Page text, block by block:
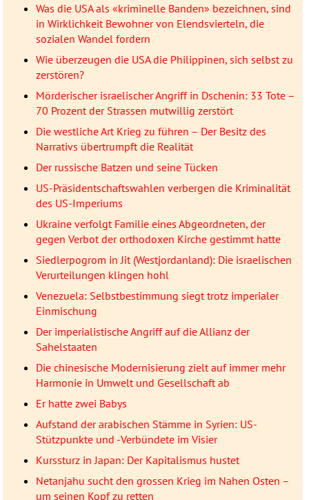
Was die USA als «kriminelle Banden» bezeichnen, sind
in Wirklichkeit Bewohner von Elendsvierteln, die
sozialen Wandel fordern
Wie überzeugen die USA die Philippinen, sich selbst zu
zerstören?
Mörderischer israelischer Angriff in Dschenin: 33 Tote –
70 Prozent der Strassen mutwillig zerstört
Die westliche Art Krieg zu führen – Der Besitz des
Narrativs übertrumpft die Realität
Der russische Batzen und seine Tücken
US-Präsidentschaftswahlen verbergen die Kriminalität
des US-Imperiums
Ukraine verfolgt Familie eines Abgeordneten, der
gegen Verbot der orthodoxen Kirche gestimmt hatte
Siedlerpogrom in Jit (Westjordanland): Die israelischen
Verurteilungen klingen hohl
Venezuela: Selbstbestimmung siegt trotz imperialer
Einmischung
Der imperialistische Angriff auf die Allianz der
Sahelstaaten
Die chinesische Modernisierung zielt auf immer mehr
Harmonie in Umwelt und Gesellschaft ab
Er hatte zwei Babys
Aufstand der arabischen Stämme in Syrien: US-
Stützpunkte und -Verbündete im Visier
Kurssturz in Japan: Der Kapitalismus hustet
Netanjahu sucht den grossen Krieg im Nahen Osten –
um seinen Kopf zu retten